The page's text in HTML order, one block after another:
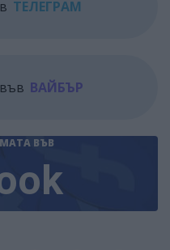
ТЕЛЕГРАМ
ВАЙБЪР
ВЪВ